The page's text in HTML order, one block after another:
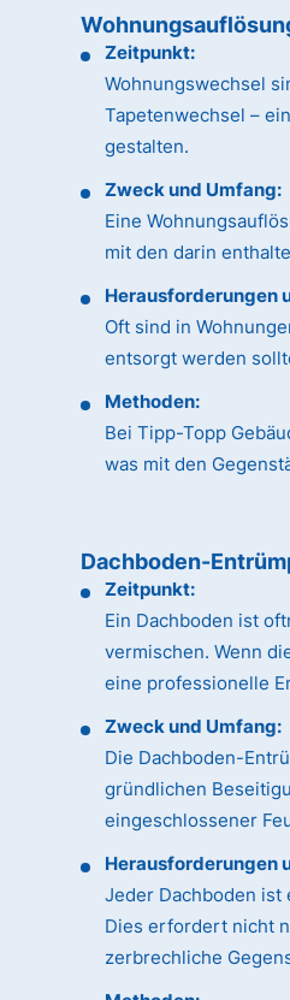
Zeitpunkt:
Wohnungswechsel
Tapetenwechsel –
gestalten.
Zweck und Umfang:
Eine
mit den darin
Herausforderungen
Oft sind in
entsorgt werden
Methoden:
Bei Tipp-Topp
was mit den
Dachboden-
Zeitpunkt:
Ein Dachboden ist
vermischen. Wenn
eine professionelle
Zweck und Umfang:
Die Dachboden-
gründlichen
eingeschlossener
Herausforderungen
Jeder Dachboden ist
Dies erfordert nicht
zerbrechliche